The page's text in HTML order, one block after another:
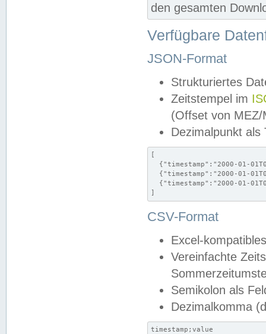
den gesamten
Verfügbare
JSON-Format
Strukturiertes
Zeitstempel im
(Offset von MEZ/
Dezimalpunkt als
[
{"timestamp":"2000-01-
{"timestamp":"2000-01-
{"timestamp":"2000-01-
]
CSV-Format
Excel-
Vereinfachte
Semikolon als
Dezimalkomma
timestamp;value